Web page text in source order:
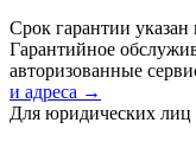
Срок гарантии указан
Гарантийное
авторизованные
и адреса →
Для юридических лиц